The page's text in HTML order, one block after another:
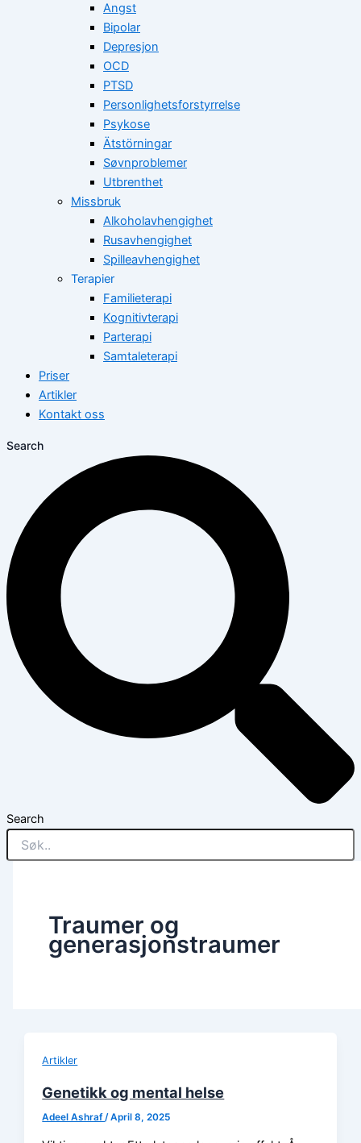
Angst
Bipolar
Depresjon
OCD
PTSD
Personlighetsforstyrrelse
Psykose
Ätstörningar
Søvnproblemer
Utbrenthet
Missbruk
Alkoholavhengighet
Rusavhengighet
Spilleavhengighet
Terapier
Familieterapi
Kognitivterapi
Parterapi
Samtaleterapi
Priser
Artikler
Kontakt oss
Search
Search
Traumer og
generasjonstraumer
Artikler
Genetikk og mental helse
Adeel Ashraf /April 8, 2025